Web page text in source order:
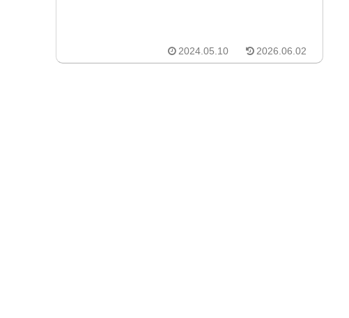
2024.05.10 2026.06.02